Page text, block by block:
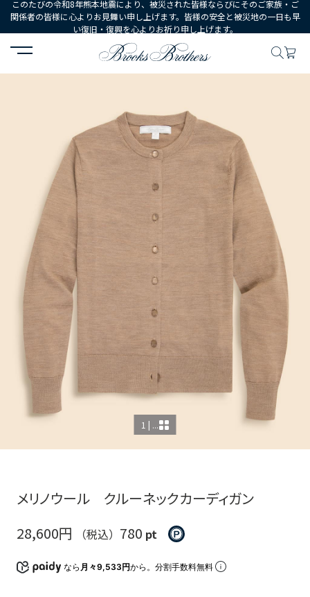
このたびの令和8年熊本地震により、被災された皆様ならびにそのご家族・ご
関係者の皆様に心よりお見舞い申し上げます。皆様の安全と被災地の一日も早
い復旧・復興を心よりお祈り申し上げます。
HOME ウェア トップス セーター メリノウール
1 | ...
メリノウール クルーネックカーディガン
28,600円
（税込） 780 pt
なら 月々9,533円から。分割手数料無料